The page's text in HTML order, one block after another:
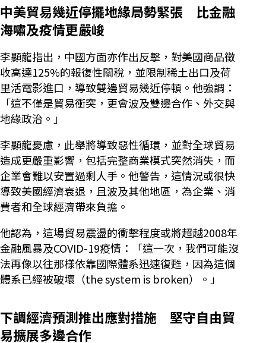
中美貿易幾近停擺地緣局勢緊張 比金融
海嘯及疫情更嚴峻
李顯龍指出，中國方面亦作出反擊，對美國商品徵
收高達125%的報復性關稅，並限制稀土出口及荷
里活電影進口，導致雙邊貿易幾近停頓。他強調：
「這不僅是貿易衝突，更會波及雙邊合作、外交與
地緣政治。」
李顯龍憂慮，此舉將導致惡性循環，並對全球貿易
造成更嚴重影響，包括完整商業模式突然消失，而
企業會難以安置過剩人手。他警告，這情況或很快
導致美國經濟衰退，且波及其他地區，為企業、消
費者和全球經濟帶來負擔。
他認為，這場貿易震盪的衝擊程度或將超越2008年
金融風暴及COVID-19疫情：「這一次，我們可能沒
法再像以往那樣依靠國際體系迅速復甦，因為這個
體系已經被破壞（the system is broken）。」
下調經濟預測推出應對措施 堅守自由貿
易擴展多邊合作